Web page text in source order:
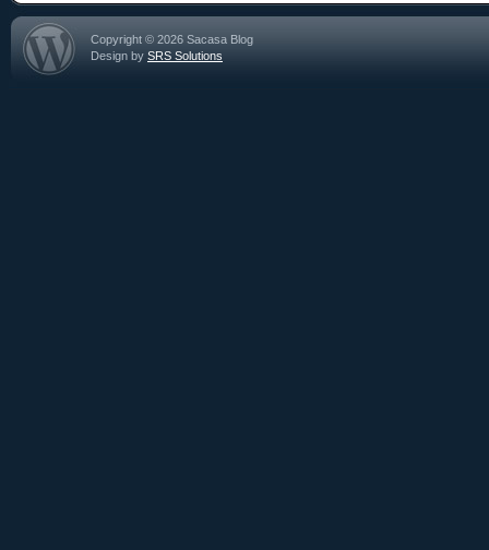
Copyright © 2026 Sacasa Blog
Design by SRS Solutions